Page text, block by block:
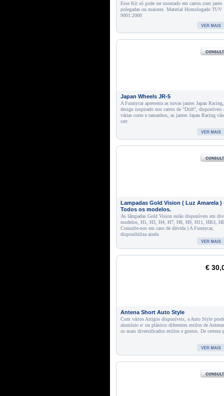
Esse Kit só pode ser montado em carros com jante
polegadas ou maiores. Material Homologado TUV
9001:2000
Japan Wheels JR-5
A Funnycar apresenta as novas jantes Japan
design inspirado nos carros de "Drift", disponíveis
várias cores e tamanhos, as jantes Japan Racing
cert
Lampadas Gold Vision ( Luz Amarela )
Todos os modelos.
As lâmpadas Gold Vision estão disponíveis em
modelos, H1, H3, H4, H7, H8, H9, H11, HB3,
Consulte-nos em caso de dúvida ) A Funnycar,
disponibiliza ainda
€
Antena Short Auto Style
Com vários Artigos disponíveis, a Auto Style
alumínio e/ ou plástico diferentes estilos de
os mais diversificados estilos e gostos. De certeza